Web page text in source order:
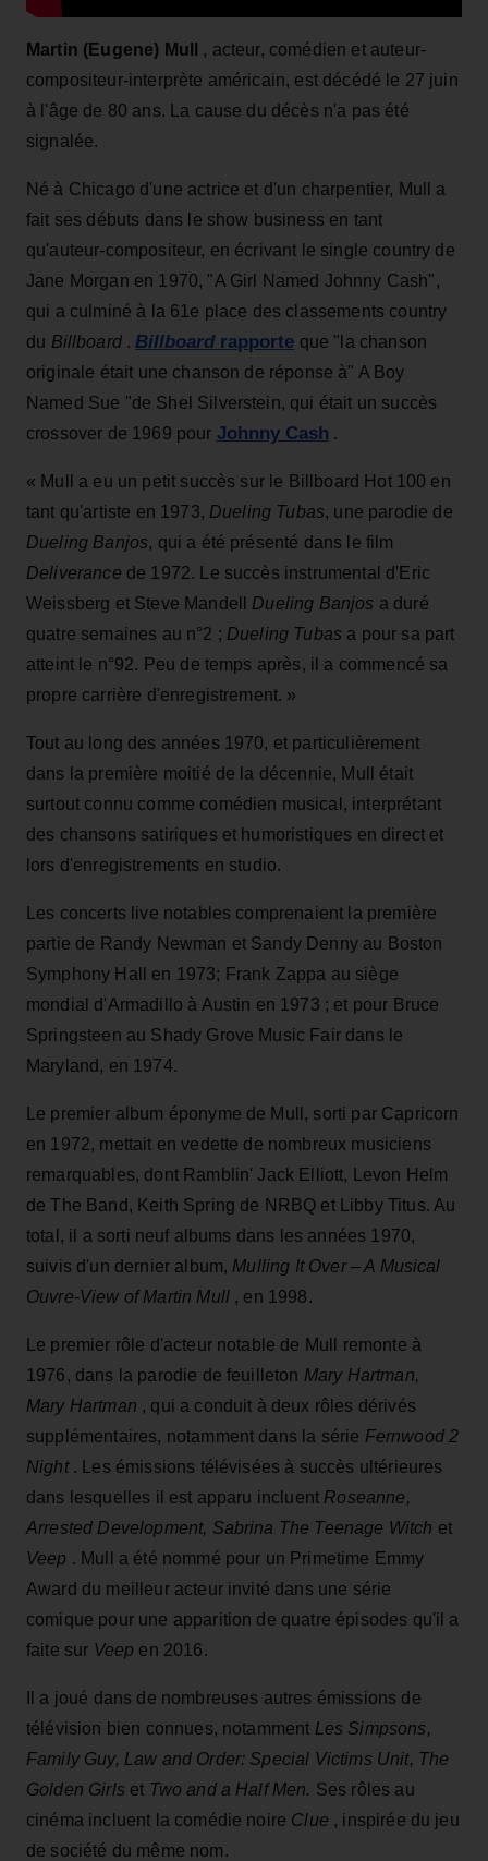
Martin (Eugene) Mull
, acteur, comédien et auteur-
compositeur-interprète américain, est décédé le 27 juin
à l'âge de 80 ans. La cause du décès n'a pas été
signalée.
Né à Chicago d'une actrice et d'un charpentier, Mull a
fait ses débuts dans le show business en tant
qu'auteur-compositeur, en écrivant le single country de
Jane Morgan en 1970, "A Girl Named Johnny Cash",
qui a culminé à la 61e place des classements country
du Billboard. Billboardrapporte que "la chanson
originale était une chanson de réponse à" A Boy
Named Sue "de Shel Silverstein, qui était un succès
crossover de 1969 pour Johnny Cash .
« Mull a eu un petit succès sur le Billboard Hot 100 en
tant qu'artiste en 1973, Dueling Tubas, une parodie de
Dueling Banjos, qui a été présenté dans le film
Deliverance de 1972. Le succès instrumental d'Eric
Weissberg et Steve Mandell Dueling Banjos a duré
quatre semaines au n°2 ; Dueling Tubas a pour sa part
atteint le n°92. Peu de temps après, il a commencé sa
propre carrière d'enregistrement. »
Tout au long des années 1970, et particulièrement
dans la première moitié de la décennie, Mull était
surtout connu comme comédien musical, interprétant
des chansons satiriques et humoristiques en direct et
lors d'enregistrements en studio.
Les concerts live notables comprenaient la première
partie de Randy Newman et Sandy Denny au Boston
Symphony Hall en 1973; Frank Zappa au siège
mondial d'Armadillo à Austin en 1973 ; et pour Bruce
Springsteen au Shady Grove Music Fair dans le
Maryland, en 1974.
Le premier album éponyme de Mull, sorti par Capricorn
en 1972, mettait en vedette de nombreux musiciens
remarquables, dont Ramblin' Jack Elliott, Levon Helm
de The Band, Keith Spring de NRBQ et Libby Titus. Au
total, il a sorti neuf albums dans les années 1970,
suivis d'un dernier album, Mulling It Over – A Musical
Ouvre-View of Martin Mull , en 1998.
Le premier rôle d'acteur notable de Mull remonte à
1976, dans la parodie de feuilleton Mary Hartman,
Mary Hartman , qui a conduit à deux rôles dérivés
supplémentaires, notamment dans la série Fernwood 2
Night. Les émissions télévisées à succès ultérieures
dans lesquelles il est apparu incluent Roseanne,
Arrested Development, Sabrina The Teenage Witch et
Veep . Mull a été nommé pour un Primetime Emmy
Award du meilleur acteur invité dans une série
comique pour une apparition de quatre épisodes qu'il a
faite sur Veep en 2016.
Il a joué dans de nombreuses autres émissions de
télévision bien connues, notamment Les Simpsons,
Family Guy, Law and Order: Special Victims Unit, The
Golden Girls et Two and a Half Men. Ses rôles au
cinéma incluent la comédie noire Clue , inspirée du jeu
de société du même nom.